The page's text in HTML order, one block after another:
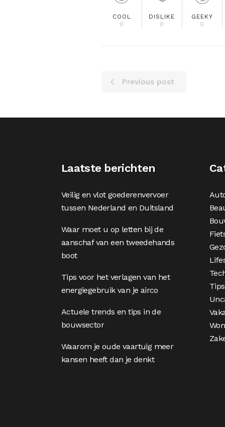
COOL
0
DISLIKE
0
GEEKY
0
Previous post
Laatste berichten
Veilig en vlot goederenvervoer
tussen Nederland en Duitsland
Waar moet u op letten bij de
aanschaf van een tweedehands
boot
Tips voor het verlagen van het
energiegebruik van je airco
Actuele trends en tips in de
bouwsector
Waarom je oude vaartuig meer
kansen heeft dan je denkt
Tips